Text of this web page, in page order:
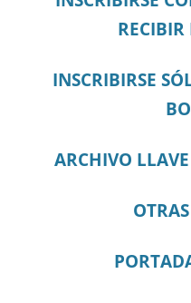
INSCRIBIRSE
ARCHIVO